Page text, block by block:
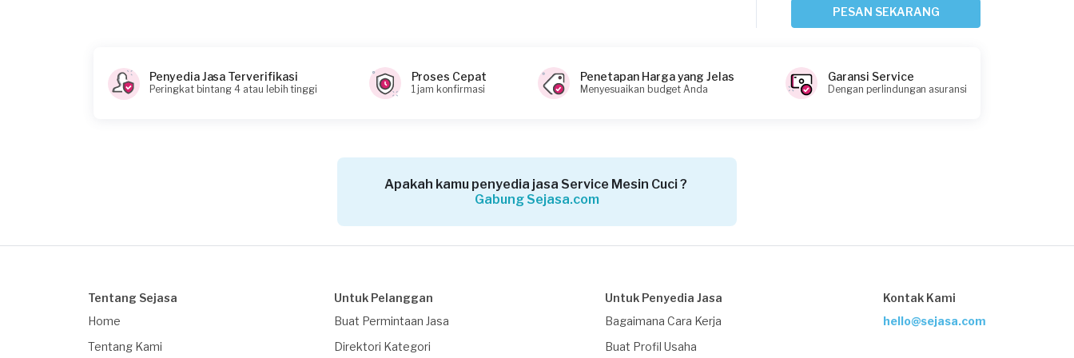
Air buangan tidak bisa keluar
Sekitar 12 jam yang lalu
Bandung, Jawa Barat
1 hari yang lalu
2 hari yang lalu
PESAN SEKARANG
Penyedia Jasa Terverifikasi
Peringkat bintang 4 atau lebih tinggi
Proses Cepat
1 jam konfirmasi
Penetapan Harga yang Jelas
Menyesuaikan budget Anda
Garansi Service
Dengan perlindungan asuransi
Apakah kamu penyedia jasa Service Mesin Cuci ?
Gabung Sejasa.com
Tentang Sejasa
Home
Tentang Kami
Untuk Pelanggan
Buat Permintaan Jasa
Direktori Kategori
Untuk Penyedia Jasa
Bagaimana Cara Kerja
Buat Profil Usaha
Kontak Kami
hello@sejasa.com